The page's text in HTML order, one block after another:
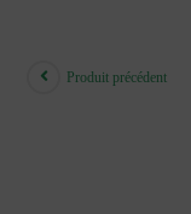
content
Produit précédent